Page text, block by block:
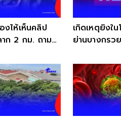
งไห้เห็นคลิป
ก 2 กม. ถาม
เกิดเหตุยิงใ
ย่านบางกรว